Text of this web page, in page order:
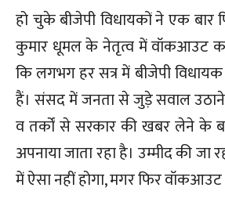
हो चुके बीजेपी विधायकों ने एक बार
कुमार धूमल के नेतृत्व में वॉकआउट
कि लगभग हर सत्र में बीजेपी
हैं। संसद में जनता से जुड़े सवाल
व तर्कों से सरकार की खबर लेने के
अपनाया जाता रहा है। उम्मीद की
में ऐसा नहीं होगा, मगर फिर वॉकआउट